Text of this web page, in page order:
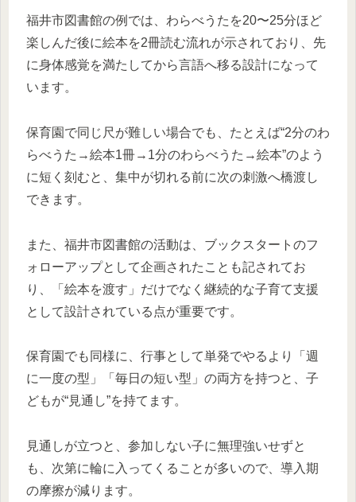
福井市図書館の例では、わらべうたを20〜25分ほど
楽しんだ後に絵本を2冊読む流れが示されており、先
に身体感覚を満たしてから言語へ移る設計になって
います。
保育園で同じ尺が難しい場合でも、たとえば“2分のわ
らべうた→絵本1冊→1分のわらべうた→絵本”のよう
に短く刻むと、集中が切れる前に次の刺激へ橋渡し
できます。
また、福井市図書館の活動は、ブックスタートのフ
ォローアップとして企画されたことも記されてお
り、「絵本を渡す」だけでなく継続的な子育て支援
として設計されている点が重要です。
保育園でも同様に、行事として単発でやるより「週
に一度の型」「毎日の短い型」の両方を持つと、子
どもが“見通し”を持てます。
見通しが立つと、参加しない子に無理強いせずと
も、次第に輪に入ってくることが多いので、導入期
の摩擦が減ります。